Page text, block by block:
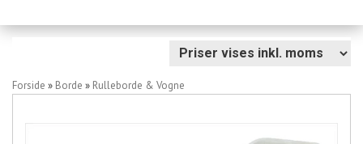
Forside » Borde » Rulleborde & Vogne